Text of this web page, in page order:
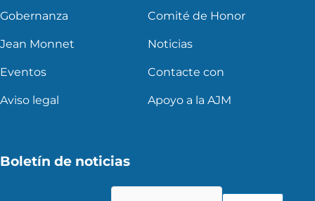
Gobernanza Comité de Honor
Jean Monnet Noticias
Eventos Contacte con
Aviso legal Apoyo a la AJM
Boletín de noticias